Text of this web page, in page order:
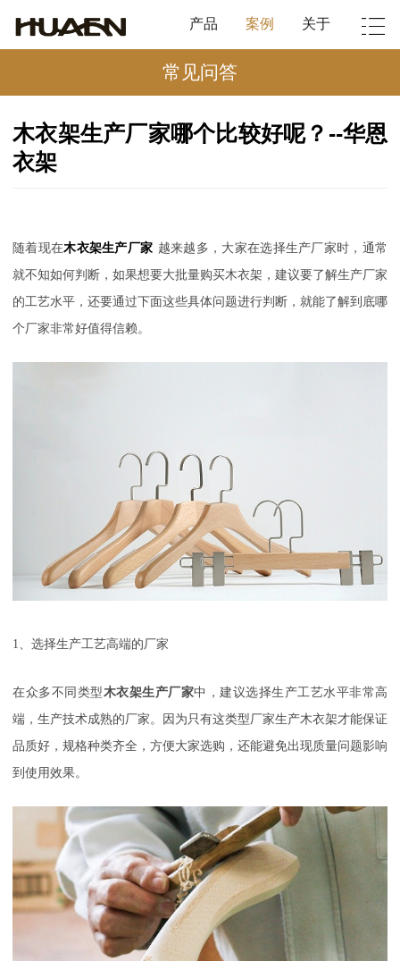
产品 案例 关于
常见问答
木衣架生产厂家哪个比较好呢？--华恩
衣架
随着现在木衣架生产厂家 越来越多，大家在选择生产厂家时，通常
就不知如何判断，如果想要大批量购买木衣架，建议要了解生产厂家
的工艺水平，还要通过下面这些具体问题进行判断，就能了解到底哪
个厂家非常好值得信赖。
1、选择生产工艺高端的厂家
在众多不同类型木衣架生产厂家中，建议选择生产工艺水平非常高
端，生产技术成熟的厂家。因为只有这类型厂家生产木衣架才能保证
品质好，规格种类齐全，方便大家选购，还能避免出现质量问题影响
到使用效果。